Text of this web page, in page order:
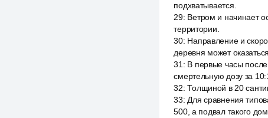
подхватывается.
29: Ветром и начинает
территории.
30: Направление и
деревня может
31 : В первые часы после
смертельную дозу за
32:Толщиной в 20
33: Для сравнения
500, а подвал такого